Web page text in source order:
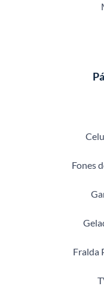
Fones
Fralda